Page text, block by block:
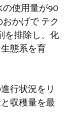
使用量が90
かげでテク
を排除し、化
態系を育
行状況をリ
収穫量を最